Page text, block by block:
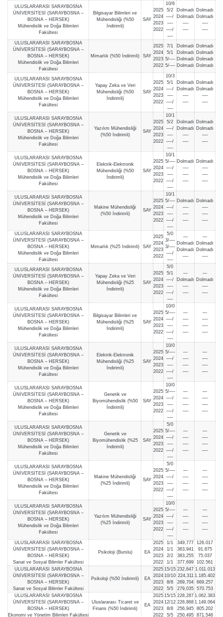
ULUSLARARASI SARAYBOSNA
ÜNİVERSİTESİ (SARAYBOSNA –
BOSNA – HERSEK)
Mühendislik ve Doğa Bilimleri
Fakültesi
Bilgisayar Bilimleri ve
Mühendisliği (%50
İndirimli)
SAY
2025
2024
2023
2022
10/6
5/2
—-/
—-
—-/
—-
Dolmadı
Dolmadı
—-
—-
Dolmadı
Dolmadı
—-
—-
ULUSLARARASI SARAYBOSNA
ÜNİVERSİTESİ (SARAYBOSNA –
BOSNA – HERSEK)
Mühendislik ve Doğa Bilimleri
Fakültesi
Mimarlık (%50 İndirimli) SAY
2025
2024
2023
2022
7/1
5/1
5/—-
5/—-
Dolmadı
Dolmadı
Dolmadı
Dolmadı
Dolmadı
Dolmadı
Dolmadı
Dolmadı
ULUSLARARASI SARAYBOSNA
ÜNİVERSİTESİ (SARAYBOSNA –
BOSNA – HERSEK)
Mühendislik ve Doğa Bilimleri
Fakültesi
Yapay Zeka ve Veri
Mühendisliği (%50
İndirimli)
SAY
2025
2024
2023
2022
10/3
5/1
—-/
—-
—-/
—-
Dolmadı
Dolmadı
—-
—-
Dolmadı
Dolmadı
—-
—-
ULUSLARARASI SARAYBOSNA
ÜNİVERSİTESİ (SARAYBOSNA –
BOSNA – HERSEK)
Mühendislik ve Doğa Bilimleri
Fakültesi
Yazılım Mühendisliği
(%50 İndirimli)
SAY
2025
2024
2023
2022
10/1
5/2
—-/
—-
—-/
—-
Dolmadı
Dolmadı
—-
—-
Dolmadı
Dolmadı
—-
—-
ULUSLARARASI SARAYBOSNA
ÜNİVERSİTESİ (SARAYBOSNA –
BOSNA – HERSEK)
Mühendislik ve Doğa Bilimleri
Fakültesi
Elektrik-Elektronik
Mühendisliği (%50
İndirimli)
SAY
2025
2024
2023
2022
10/1
5/—-
—-/
—-
—-/
—-
Dolmadı
—-
—-
—-
Dolmadı
—-
—-
—-
ULUSLARARASI SARAYBOSNA
ÜNİVERSİTESİ (SARAYBOSNA –
BOSNA – HERSEK)
Mühendislik ve Doğa Bilimleri
Fakültesi
Makine Mühendisliği
(%50 İndirimli)
SAY
2025
2024
2023
2022
10/1
5/—-
—-/
—-
—-/
—-
Dolmadı
—-
—-
—-
Dolmadı
—-
—-
—-
ULUSLARARASI SARAYBOSNA
ÜNİVERSİTESİ (SARAYBOSNA –
BOSNA – HERSEK)
Mühendislik ve Doğa Bilimleri
Fakültesi
Mimarlık (%25 İndirimli) SAY
2025
2024
2023
2022
5/0
3/—-
3/—-
—-/
—-
—
Dolmadı
Dolmadı
—-
—
Dolmadı
Dolmadı
—-
ULUSLARARASI SARAYBOSNA
ÜNİVERSİTESİ (SARAYBOSNA –
BOSNA – HERSEK)
Mühendislik ve Doğa Bilimleri
Fakültesi
Yapay Zeka ve Veri
Mühendisliği (%25
İndirimli)
SAY
2025
2024
2023
2022
5/0
5/1
—-/
—-
—-/
—-
—
Dolmadı
—-
—-
—
Dolmadı
—-
—-
ULUSLARARASI SARAYBOSNA
ÜNİVERSİTESİ (SARAYBOSNA –
BOSNA – HERSEK)
Mühendislik ve Doğa Bilimleri
Fakültesi
Bilgisayar Bilimleri ve
Mühendisliği (%25
İndirimli)
SAY
2025
2024
2023
2022
10/0
5/—-
—-/
—-
—-/
—-
—
—-
—-
—-
—
—-
—-
—-
ULUSLARARASI SARAYBOSNA
ÜNİVERSİTESİ (SARAYBOSNA –
BOSNA – HERSEK)
Mühendislik ve Doğa Bilimleri
Fakültesi
Elektrik-Elektronik
Mühendisliği (%25
İndirimli)
SAY
2025
2024
2023
2022
10/0
5/—-
—-/
—-
—-/
—-
—
—-
—-
—-
—
—-
—-
—-
ULUSLARARASI SARAYBOSNA
ÜNİVERSİTESİ (SARAYBOSNA –
BOSNA – HERSEK)
Mühendislik ve Doğa Bilimleri
Fakültesi
Genetik ve
Biyomühendislik (%50
İndirimli)
SAY
2025
2024
2023
2022
10/0
5/—-
—-/
—-
—-/
—-
—
—-
—-
—-
—
—-
—-
—-
ULUSLARARASI SARAYBOSNA
ÜNİVERSİTESİ (SARAYBOSNA –
BOSNA – HERSEK)
Mühendislik ve Doğa Bilimleri
Fakültesi
Genetik ve
Biyomühendislik (%25
İndirimli)
SAY
2025
2024
2023
2022
5/0
5/—-
—-/
—-
—-/
—-
—
—-
—-
—-
—
—-
—-
—-
ULUSLARARASI SARAYBOSNA
ÜNİVERSİTESİ (SARAYBOSNA –
BOSNA – HERSEK)
Mühendislik ve Doğa Bilimleri
Fakültesi
Makine Mühendisliği
(%25 İndirimli)
SAY
2025
2024
2023
2022
5/0
5/—-
—-/
—-
—-/
—-
—
—-
—-
—-
—
—-
—-
—-
ULUSLARARASI SARAYBOSNA
ÜNİVERSİTESİ (SARAYBOSNA –
BOSNA – HERSEK)
Mühendislik ve Doğa Bilimleri
Fakültesi
Yazılım Mühendisliği
(%25 İndirimli)
SAY
2025
2024
2023
2022
10/0
5/—-
—-/
—-
—-/
—-
—
—-
—-
—-
—
—-
—-
—-
ULUSLARARASI SARAYBOSNA
ÜNİVERSİTESİ (SARAYBOSNA –
BOSNA – HERSEK)
Sanat ve Sosyal Bilimler Fakültesi
Psikoloji (Burslu) EA
2025
2024
2023
2022
1/1
1/1
2/2
1/1
349,777
363,941
383,255
377,699
126.017
91.875
75.037
102.561
ULUSLARARASI SARAYBOSNA
ÜNİVERSİTESİ (SARAYBOSNA –
BOSNA – HERSEK)
Sanat ve Sosyal Bilimler Fakültesi
Psikoloji (%50 İndirimli) EA
2025
2024
2023
2022
15/15
10/10
8/8
5/5
232,647
224,311
269,704
279,035
1.011.013
1.185.402
669.257
570.753
ULUSLARARASI SARAYBOSNA
ÜNİVERSİTESİ (SARAYBOSNA –
BOSNA – HERSEK)
Ekonomi ve Yönetim Bilimleri Fakültesi
Uluslararası Ticaret ve
Finans (%50 İndirimli)
EA
2025
2024
2023
2022
15/15
12/12
8/8
5/5
228,287
226,868
256,945
250,495
1.062.383
1.149.064
805.202
871.546